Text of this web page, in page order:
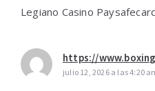
Legiano Casino
https://
julio 12, 2026 a las 4:20